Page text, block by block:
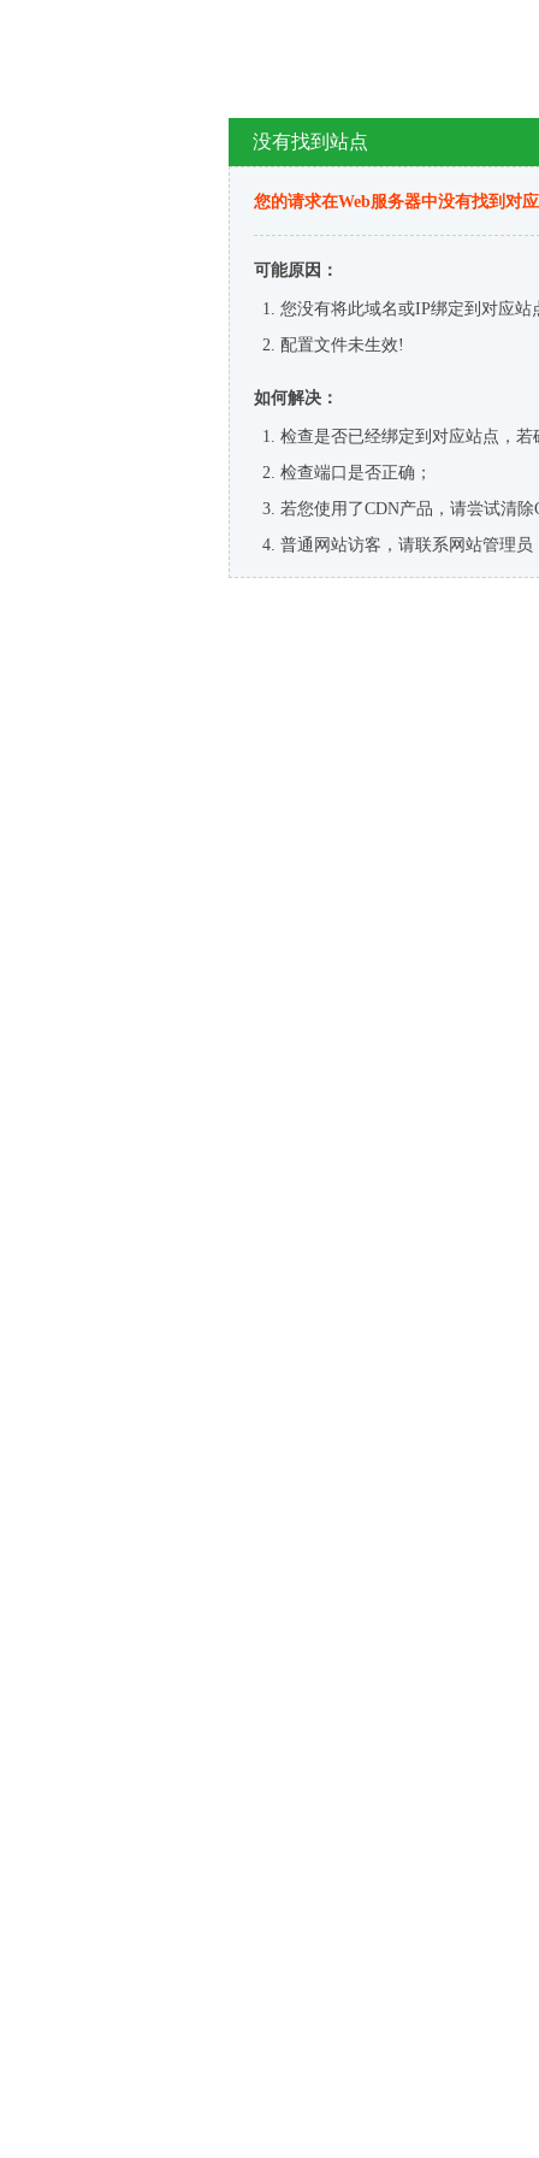
没有找到站点
您的请求在Web服务器中没有找到对
可能原因：
您没有将此域名或IP绑定到对应站
配置文件未生效!
如何解决：
检查是否已经绑定到对应站点，
检查端口是否正确；
若您使用了CDN产品，请尝试清除
普通网站访客，请联系网站管理员